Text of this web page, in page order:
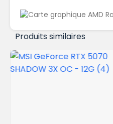
Produits similaires